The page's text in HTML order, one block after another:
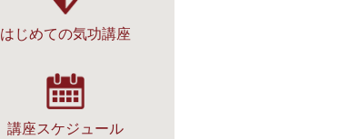
はじめての気功講座
講座スケジュール